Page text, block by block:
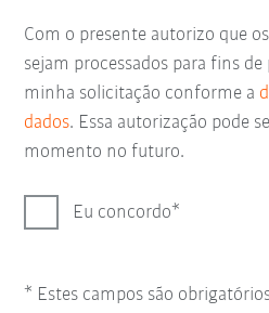
Com o presente autorizo que
sejam processados para fins
minha solicitação conforme a
dados. Essa autorização pode
momento no futuro.
Eu concordo
* Estes campos são